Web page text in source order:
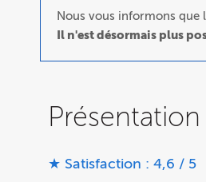
Nous vous informons que
Il n'est désormais plus
Présentation
★ Satisfaction : 4,6 / 5